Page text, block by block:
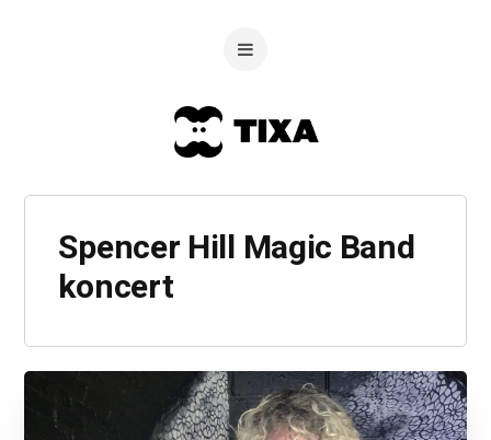
Spencer Hill Magic Band
koncert